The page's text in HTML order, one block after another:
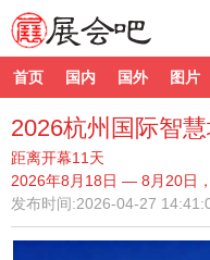
首页 国内 国外 图片
2026杭州国际智
距离开幕11天
2026年8月18日 — 8月20日
发布时间:2026-04-27